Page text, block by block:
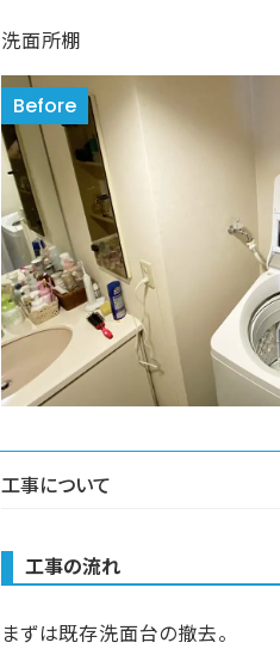
洗面所棚
工事について
工事の流れ
まずは既存洗面台の撤去。